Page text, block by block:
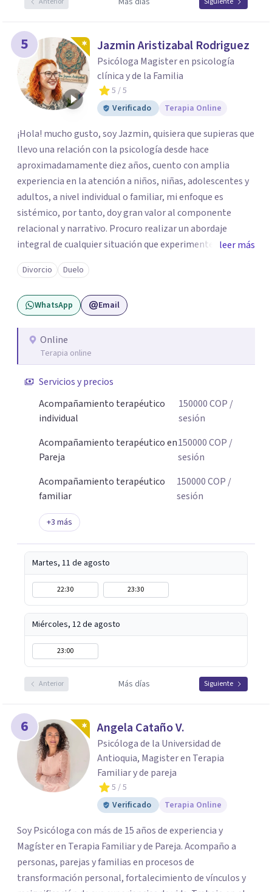
5 Jazmin Aristizabal Rodriguez
Psicóloga Magister en psicología
clínica y de la Familia
5 / 5
Verificado
Terapia Online
¡Hola! mucho gusto, soy Jazmin, quisiera que supieras que
llevo una relación con la psicología desde hace
aproximadamamente diez años, cuento con amplia
experiencia en la atención a niños, niñas, adolescentes y
adultos, a nivel individual o familiar, mi enfoque es
sistémico, por tanto, doy gran valor al componente
relacional y narrativo. Procuro realizar un abordaje
integral de cualquier situación que experimenten mis
consultantes y así lograr una comprensión que favorezca
procesos de aprendizaje significativo y potencializar así
la movilización de recursos en pro de la solución y el
bienestar.
leer más
Divorcio Duelo
WhatsApp Email
Online
Terapia online
Servicios y precios
Acompañamiento terapéutico
individual
150000COP /
sesión
Acompañamiento terapéutico en
Pareja
150000COP /
sesión
Acompañamiento terapéutico
familiar
150000COP /
sesión
+3 más
Martes, 11 de agosto
22:30 23:30
Miércoles, 12 de agosto
23:00
Anterior Más días Siguiente
6 Angela Cataño V.
Psicóloga de la Universidad de
Antioquia, Magister en Terapia
Familiar y de pareja
5 / 5
Verificado
Terapia Online
Soy Psicóloga con más de 15 años de experiencia y
Magíster en Terapia Familiar y de Pareja. Acompaño a
personas, parejas y familias en procesos de
transformación personal, fortalecimiento de vínculos y